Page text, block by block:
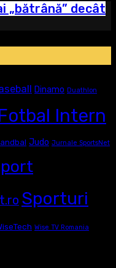
„bătrână” decât
Dinamo Duathlon
Intern
Judo Jurnale SportsNet
Sporturi
Wise TV Romania